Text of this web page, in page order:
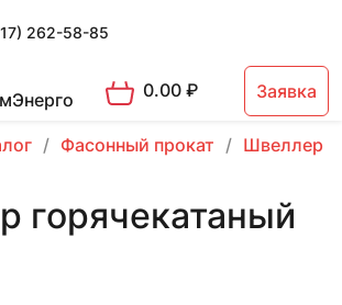
262-58-85
0.00₽ Заявка
Фасонный прокат Швеллер
горячекатаный